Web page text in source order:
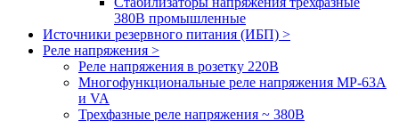
380В промышленные
Источники резервного питания (ИБП) >
Реле напряжения >
Реле напряжения в розетку 220В
Многофункциональные реле напряжения МР-63А
и VA
Трехфазные реле напряжения ~ 380В